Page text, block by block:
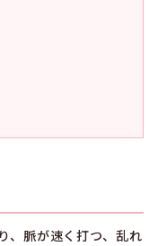
、脈が速く打つ、乱れ